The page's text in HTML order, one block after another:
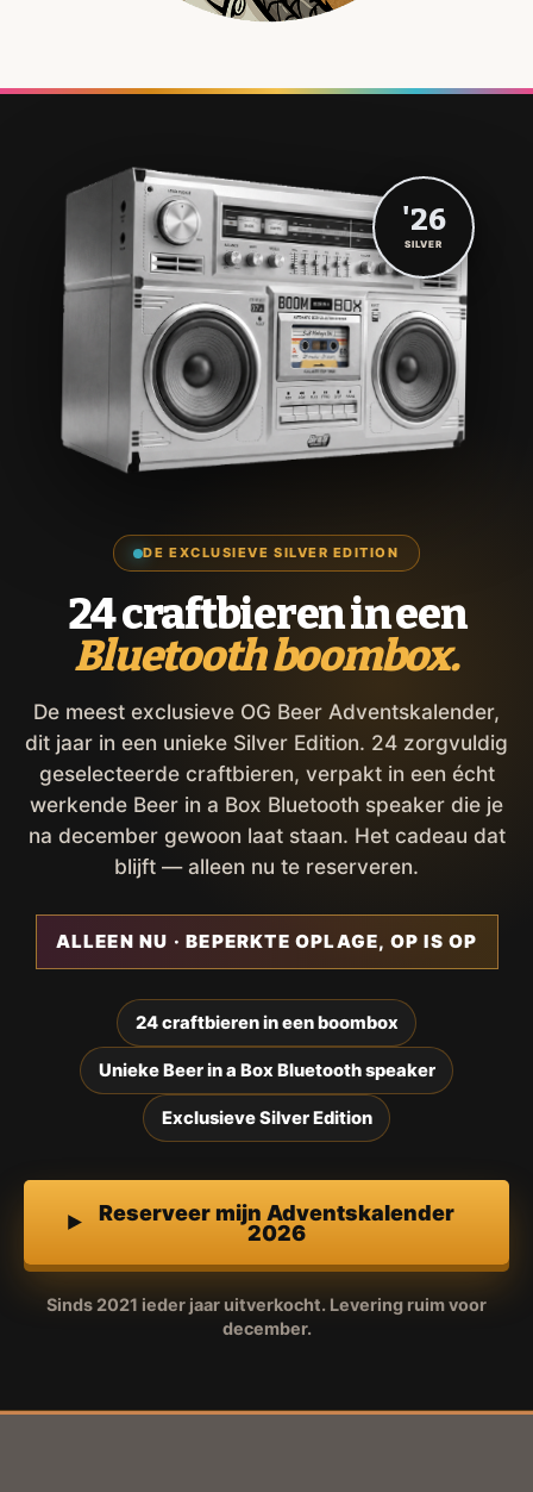
DE EXCLUSIEVE SILVER EDITION
24 craftbieren in een
Bluetooth boombox.
De meest exclusieve OG Beer Adventskalender,
dit jaar in een unieke Silver Edition. 24 zorgvuldig
geselecteerde craftbieren, verpakt in een écht
werkende Beer in a Box Bluetooth speaker die je
na december gewoon laat staan. Het cadeau dat
blijft — alleen nu te reserveren.
ALLEEN NU · BEPERKTE OPLAGE, OP IS OP
24 craftbieren in een boombox
Unieke Beer in a Box Bluetooth speaker
Exclusieve Silver Edition
Reserveer mijn Adventskalender
2026
Sinds 2021 ieder jaar uitverkocht. Levering ruim voor
december.
'26
SILVER